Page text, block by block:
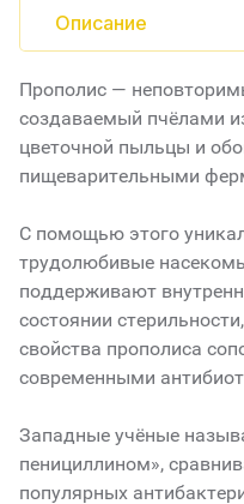
Описание
Прополис —
создаваемый пчёлами
цветочной пыльцы и
пищеварительными
С помощью этого
трудолюбивые
поддерживают
состоянии
свойства прополиса
современными
Западные учёные
пенициллином»,
популярных